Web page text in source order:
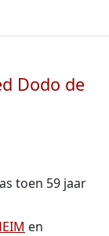
Dodo de
toen 59 jaar
en